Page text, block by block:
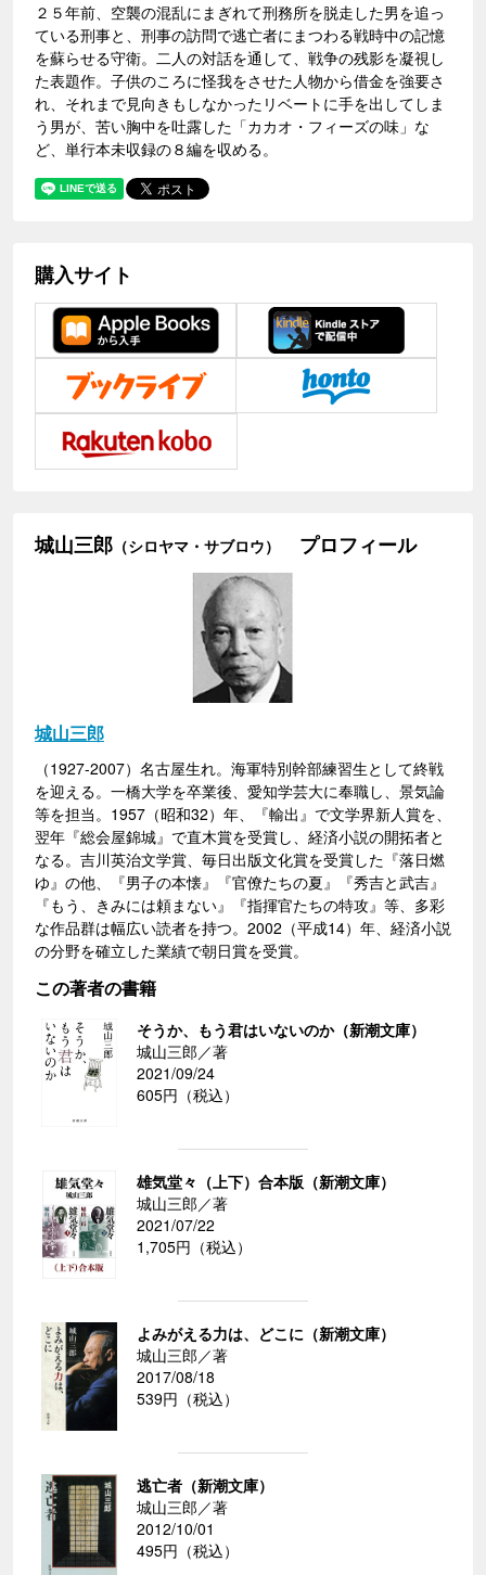
２５年前、空襲の混乱にまぎれて刑務所を脱走した男を追っ
ている刑事と、刑事の訪問で逃亡者にまつわる戦時中の記憶
を蘇らせる守衛。二人の対話を通して、戦争の残影を凝視し
た表題作。子供のころに怪我をさせた人物から借金を強要さ
れ、それまで見向きもしなかったリベートに手を出してしま
う男が、苦い胸中を吐露した「カカオ・フィーズの味」な
ど、単行本未収録の８編を収める。
購入サイト
城山三郎 （シロヤマ・サブロウ） プロフィール
城山三郎
（1927-2007）名古屋生れ。海軍特別幹部練習生として終戦
を迎える。一橋大学を卒業後、愛知学芸大に奉職し、景気論
等を担当。1957（昭和32）年、『輸出』で文学界新人賞を、
翌年『総会屋錦城』で直木賞を受賞し、経済小説の開拓者と
なる。吉川英治文学賞、毎日出版文化賞を受賞した『落日燃
ゆ』の他、『男子の本懐』『官僚たちの夏』『秀吉と武吉』
『もう、きみには頼まない』『指揮官たちの特攻』等、多彩
な作品群は幅広い読者を持つ。2002（平成14）年、経済小説
の分野を確立した業績で朝日賞を受賞。
この著者の書籍
そうか、もう君はいないのか（新潮文庫）
城山三郎／著
2021/09/24
605円（税込）
雄気堂々（上下）合本版（新潮文庫）
城山三郎／著
2021/07/22
1,705円（税込）
よみがえる力は、どこに（新潮文庫）
城山三郎／著
2017/08/18
539円（税込）
逃亡者（新潮文庫）
城山三郎／著
2012/10/01
495円（税込）